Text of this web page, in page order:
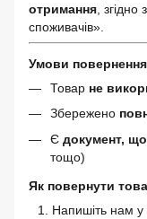
отримання ,
споживачів».
Умови
Товар не
Збережено
Є документ,
тощо)
Як повернути
Напишіть нам у